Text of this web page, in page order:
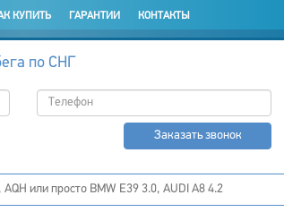
КУПИТЬ ГАРАНТИИ КОНТАКТЫ
по СНГ
Заказать звонок